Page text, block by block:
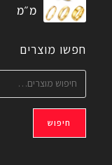
מ״מ
חפשו מוצרים
חיפוש